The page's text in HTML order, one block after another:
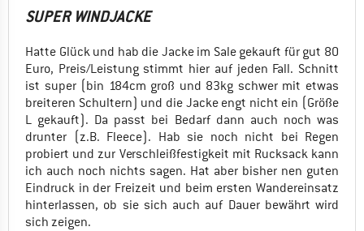
SUPER WINDJACKE
Hatte Glück und hab die Jacke im Sale gekauft für gut 80
Euro, Preis/Leistung stimmt hier auf jeden Fall. Schnitt
ist super (bin 184cm groß und 83kg schwer mit etwas
breiteren Schultern) und die Jacke engt nicht ein (Größe
L gekauft). Da passt bei Bedarf dann auch noch was
drunter (z.B. Fleece). Hab sie noch nicht bei Regen
probiert und zur Verschleißfestigkeit mit Rucksack kann
ich auch noch nichts sagen. Hat aber bisher nen guten
Eindruck in der Freizeit und beim ersten Wandereinsatz
hinterlassen, ob sie sich auch auf Dauer bewährt wird
sich zeigen.